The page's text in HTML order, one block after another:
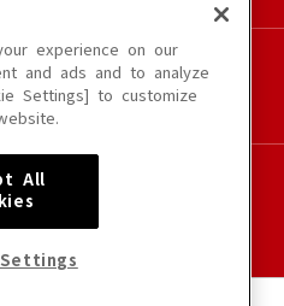
像・写真・動画・音声等を、手段や形態を
で複製、転載、ファイル化などすることを
りご利用いただけない場合があります。
あります。
6602250240Y31015
ID000002937 ID000002938
experience on our
and ads and to analyze
Settings] to customize
All